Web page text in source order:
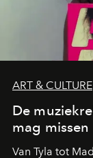
ART & CULTURE
De
mag missen
Van Tyla tot